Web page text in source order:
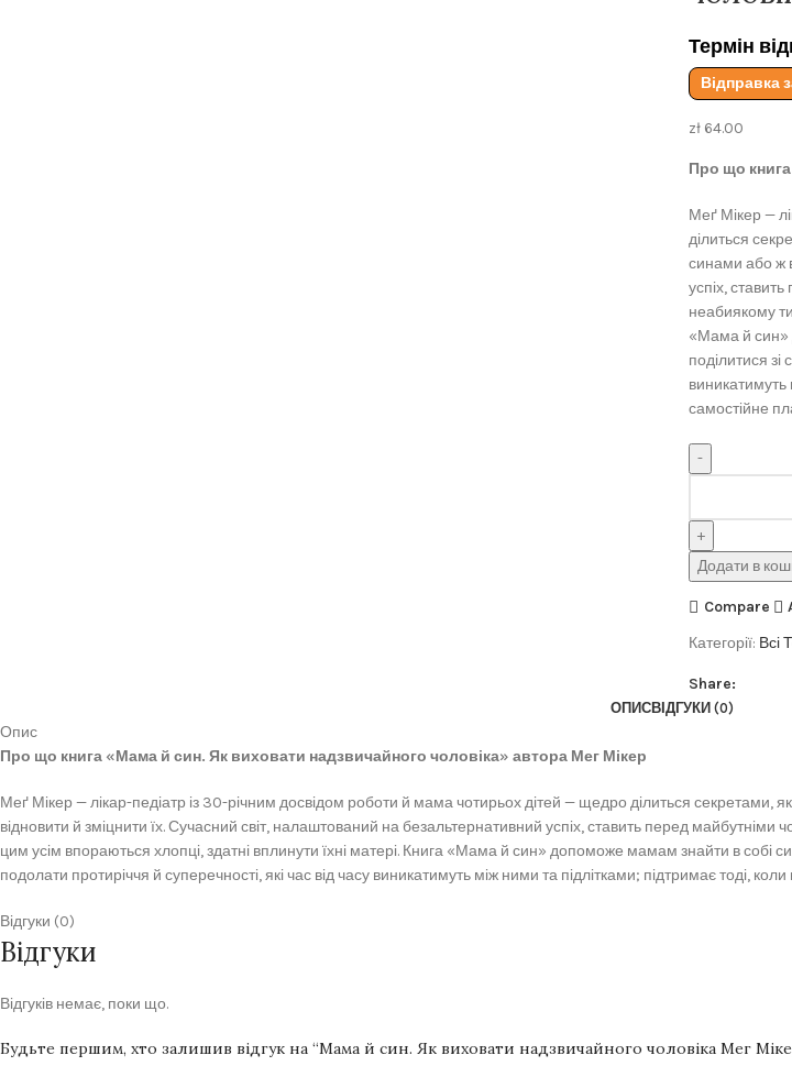
Термін
Відправка
zł64.00
Про що
Меґ Мікер —
ділиться
синами або ж
успіх,
неабиякому
«Мама й син»
поділитися зі
виникатимуть
самостійне
Додати в
Compare
Категорії: Всі
Share:
ОПИСВІДГУКИ (0)
Опис
Про що книга «Мама й син. Як виховати надзвичайного чоловіка» автора Мег Мікер
Меґ Мікер — лікар-педіатр із 30-річним досвідом роботи й мама чотирьох дітей — щедро ділиться секретами,
відновити й зміцнити їх. Сучасний світ, налаштований на безальтернативний успіх, ставить перед майбутніми
цим усім впораються хлопці, здатні вплинути їхні матері. Книга «Мама й син» допоможе мамам знайти в собі
подолати протиріччя й суперечності, які час від часу виникатимуть між ними та підлітками; підтримає тоді,
Відгуки (0)
Відгуки
Відгуків немає, поки що.
Будьте першим, хто залишив відгук на “Мама й син. Як виховати надзвичайного чоловіка Мег